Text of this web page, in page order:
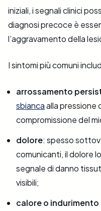
iniziali, i segnali clinici
diagnosi precoce è
l’aggravamento della
I sintomi più comuni
arrossamento
sbiancaalla pressione
compromissione del
dolore: spesso
comunicanti, il dolore
segnale di danno
visibili;
calore o indurimento